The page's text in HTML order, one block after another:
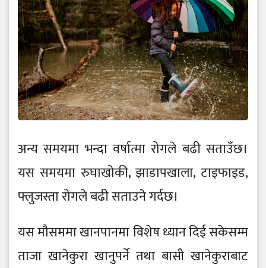
अन्य समयमा भन्दा वर्षात्मा रोगले बढी सताउँछ।
यस समयमा रुघाखोकी, झाडापखाला, टाइफाइड,
फ्लुजस्ता रोगले बढी सताउने गर्दछ।
यस मौसममा खानपानमा विशेष ध्यान दिई सकेसम्म
ताजा खानेकुरा खानुपर्ने तथा बासी खानेकुराबाट